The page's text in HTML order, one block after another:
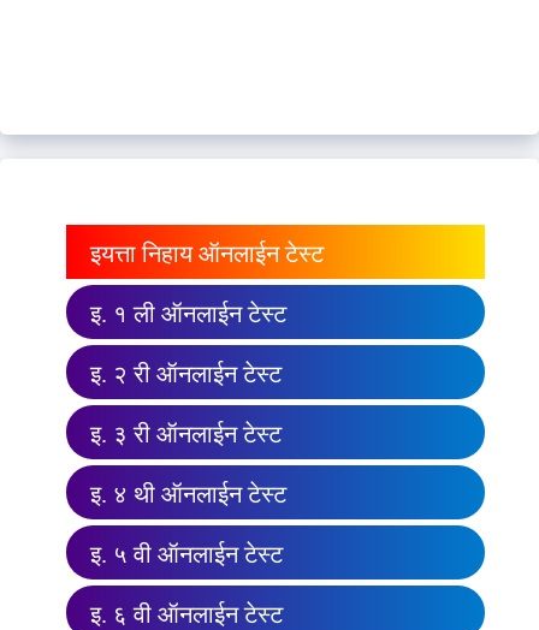
इयत्ता निहाय ऑनलाईन टेस्ट
इ. १ ली ऑनलाईन टेस्ट
इ. २ री ऑनलाईन टेस्ट
इ. ३ री ऑनलाईन टेस्ट
इ. ४ थी ऑनलाईन टेस्ट
इ. ५ वी ऑनलाईन टेस्ट
इ. ६ वी ऑनलाईन टेस्ट